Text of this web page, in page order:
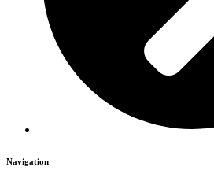
Navigation